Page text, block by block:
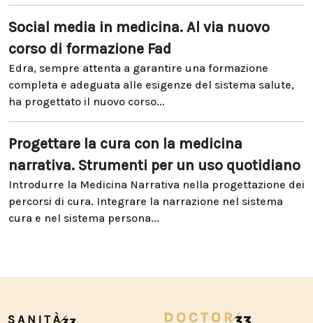
Social media in medicina. Al via nuovo
corso di formazione Fad
Edra, sempre attenta a garantire una formazione
completa e adeguata alle esigenze del sistema salute,
ha progettato il nuovo corso...
Progettare la cura con la medicina
narrativa. Strumenti per un uso quotidiano
Introdurre la Medicina Narrativa nella progettazione dei
percorsi di cura. Integrare la narrazione nel sistema
cura e nel sistema persona...